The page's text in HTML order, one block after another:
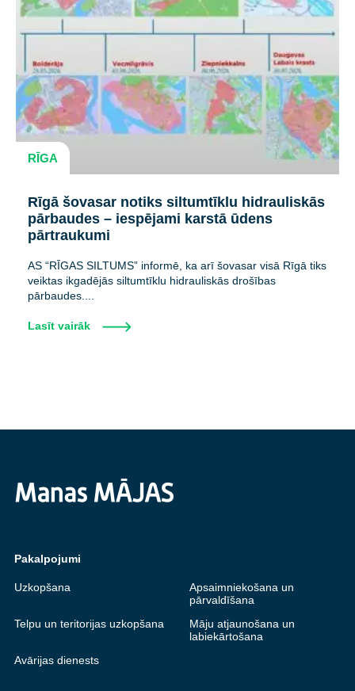
RĪGA
Rīgā šovasar notiks siltumtīklu hidrauliskās
pārbaudes – iespējami karstā ūdens
pārtraukumi
AS “RĪGAS SILTUMS” informē, ka arī šovasar visā Rīgā tiks
veiktas ikgadējās siltumtīklu hidrauliskās drošības
pārbaudes....
Lasīt vairāk
Pakalpojumi
Uzkopšana
Apsaimniekošana un
pārvaldīšana
Telpu un teritorijas uzkopšana
Māju atjaunošana un
labiekārtošana
Avārijas dienests